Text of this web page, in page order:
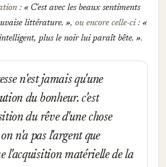
:
C'est avec les beaux sentiments
littérature.
, ou encore celle-ci :
plus le noir lui paraît bête.
.
n'est jamais qu'une
du bonheur. c'est
du rêve d'une chose
n'a pas l'argent que
l'acquisition matérielle de la